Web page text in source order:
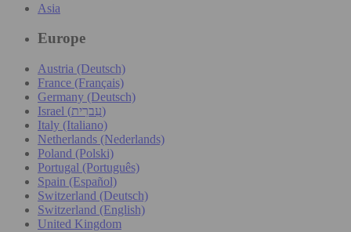
Asia
Europe
Austria (Deutsch)
France (Français)
Germany (Deutsch)
Israel (עִברִית)
Italy (Italiano)
Netherlands (Nederlands)
Poland (Polski)
Portugal (Português)
Spain (Español)
Switzerland (Deutsch)
Switzerland (English)
United Kingdom